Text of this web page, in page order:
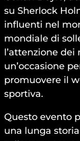
su Sherlock
influenti nel
mondiale di
l’attenzione
un’occasione
promuovere il
sportiva.
Questo evento
una lunga